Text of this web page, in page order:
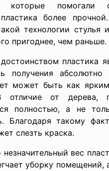
которые помогали
более
технологии стулья
пригоднее, чем раньше.
пластика
получения абсолютно
может быть как
отличие от дерева,
полностью, а не
Благодаря такому
слезть краска.
вес
уборку помещений,